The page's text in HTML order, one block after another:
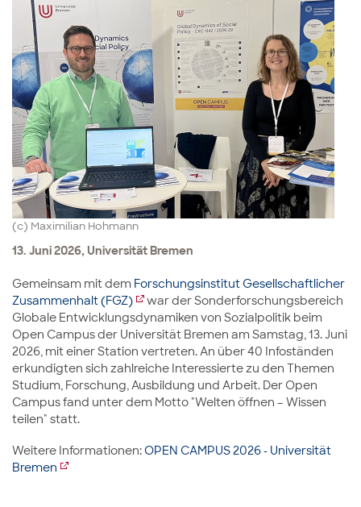
(c) Maximilian Hohmann
13. Juni 2026, Universität Bremen
Gemeinsam mit dem Forschungsinstitut Gesellschaftlicher
Zusammenhalt (FGZ)
war der Sonderforschungsbereich
Globale Entwicklungsdynamiken von Sozialpolitik beim
Open Campus der Universität Bremen am Samstag, 13. Juni
2026, mit einer Station vertreten. An über 40 Infoständen
erkundigten sich zahlreiche Interessierte zu den Themen
Studium, Forschung, Ausbildung und Arbeit. Der Open
Campus fand unter dem Motto "Welten öffnen – Wissen
teilen" statt.
Weitere Informationen:OPEN CAMPUS 2026 - Universität
Bremen